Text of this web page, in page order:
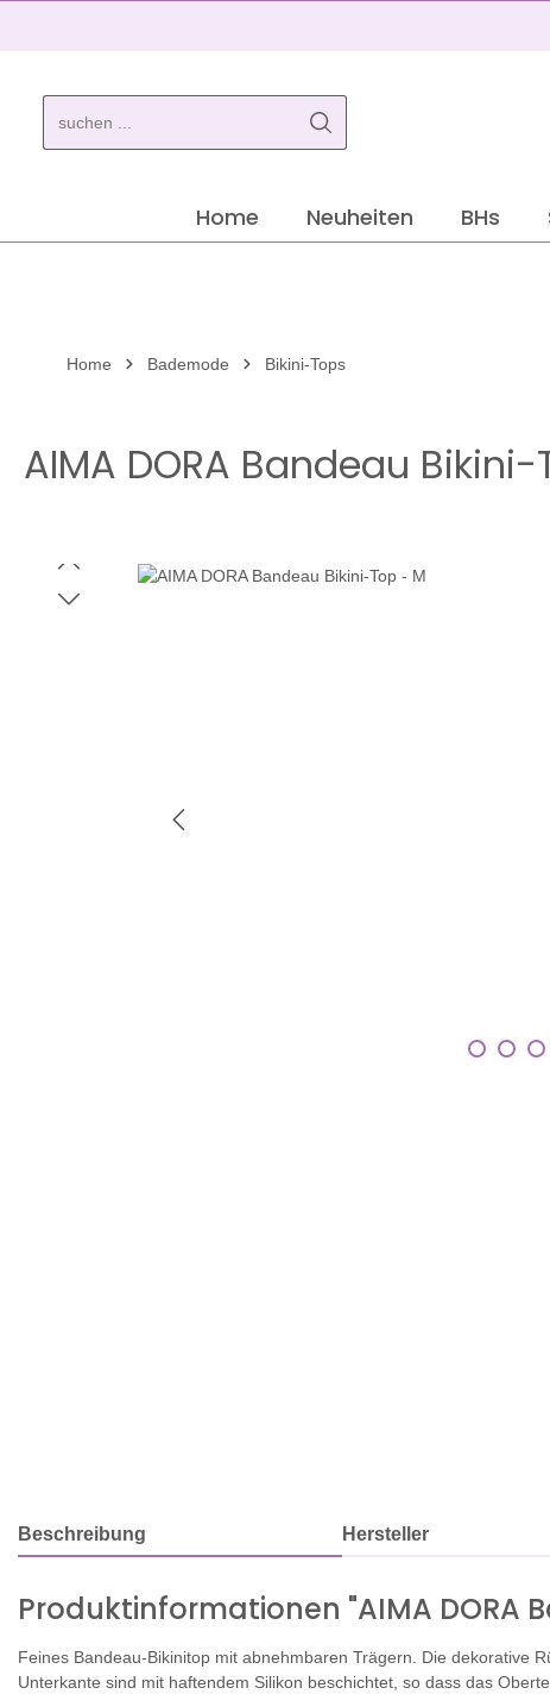
Home Neuheiten BHs
Home Bademode Bikini-Tops
AIMA DORA Bandeau
Bildergalerie überspringen
Beschreibung Hersteller
Produktinformationen "AIMA DORA
Feines Bandeau-Bikinitop mit abnehmbaren Trägern. Die dekorative
Unterkante sind mit haftendem Silikon beschichtet, so dass das